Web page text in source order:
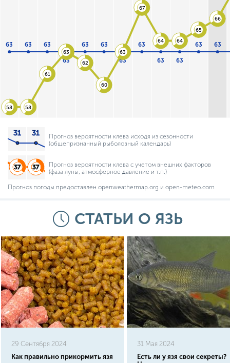
63 63 63
63
63 63
63
63
63 63
63 63
58 58
61
63
62
60
63
67
64 64
65
66
Прогноз вероятности клева исходя из сезонности
(общепризнанный рыболовный календарь)
Прогноз вероятности клева с учетом внешних факторов
(фаза луны, атмосферное давление и т.п.)
Прогноз погоды предоставлен openweathermap.org и open-meteo.com
СТАТЬИ О ЯЗЬ
29 Сентября 2024
Как правильно прикормить язя
31 Мая 2024
Есть ли у язя свои секреты?